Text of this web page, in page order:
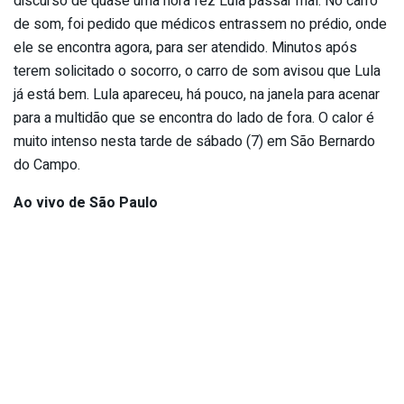
de som, foi pedido que médicos entrassem no prédio, onde
ele se encontra agora, para ser atendido. Minutos após
terem solicitado o socorro, o carro de som avisou que Lula
já está bem. Lula apareceu, há pouco, na janela para acenar
para a multidão que se encontra do lado de fora. O calor é
muito intenso nesta tarde de sábado (7) em São Bernardo
do Campo.
Ao vivo de São Paulo